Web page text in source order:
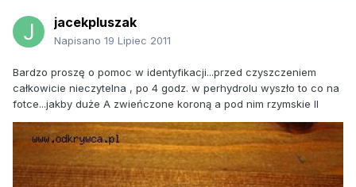
jacekpluszak
Napisano 19 Lipiec 2011
Bardzo proszę o pomoc w identyfikacji...przed czyszczeniem
całkowicie nieczytelna , po 4 godz. w perhydrolu wyszło to co na
fotce...jakby duże A zwieńczone koroną a pod nim rzymskie II